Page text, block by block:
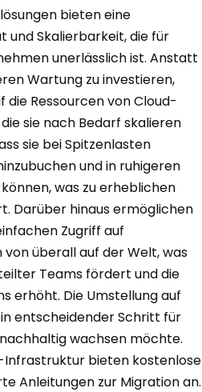
bieten eine
und Skalierbarkeit, die für
unerlässlich ist. Anstatt
Wartung zu investieren,
Ressourcen von Cloud-
sie nach Bedarf skalieren
sie bei Spitzenlasten
und in ruhigeren
was zu erheblichen
Darüber hinaus ermöglichen
Zugriff auf
überall auf der Welt, was
Teams fördert und die
erhöht. Die Umstellung auf
entscheidender Schritt für
wachsen möchte.
Infrastruktur bieten kostenlose
Anleitungen zur Migration an.